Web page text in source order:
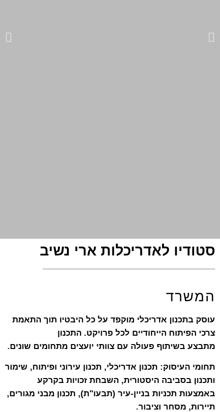
סטודיו לאדריכלות ארי נשיב
המשרד
עוסק בתכנון אדריכלי מוקפד על כל היבטיו תוך התאמת
צרכי הפיתוח הייחודיים לכל פרויקט. התכנון
מתבצע בשיתוף פעולה עם צוותי יועצים מתחומים שונים.
תחומי העיסוק: תכנון אדריכלי, תכנון עירוני ופיתוח, שימור
ותכנון בסביבה היסטורית, השבחת זכויות בקרקע
באמצעות תכניות בניין-עיר (תבעו"ת), תכנון מבני מגורים,
תיירות, מסחר וציבור.